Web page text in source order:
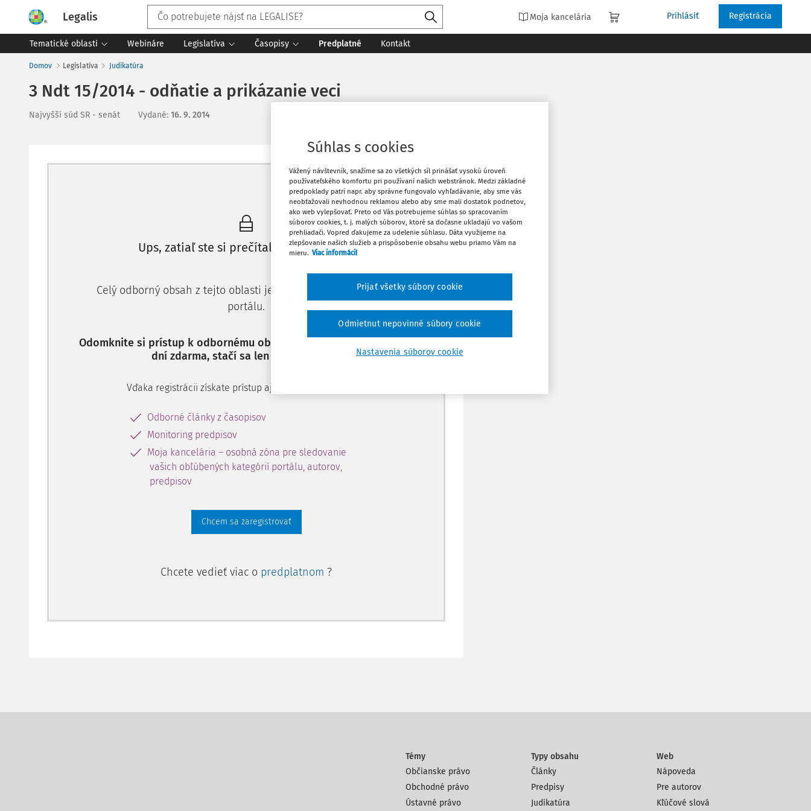
Legalis Moja kancelária Prihlásiť Registrácia
Tematické oblasti Webináre Legislatíva Časopisy Predplatné Kontakt
Domov Legislatíva Judikatúra
3 Ndt 15/2014 - odňatie a prikázanie veci
Najvyšší súd SR - senát Vydané: 16. 9. 2014
Máte predplatné? Prihláste sa
Ups, zatiaľ ste si prečítali len začiatok...
Celý odborný obsah z tejto oblasti je dostupný predplatiteľom
portálu.
Odomknite si prístup k odbornému obsahu a získajte prístup na 10
dní zdarma, stačí sa len zaregistrovať.
Vďaka registrácii získate prístup aj k vybranému obsahu:
Odborné články z časopisov
Monitoring predpisov
Moja kancelária – osobná zóna pre sledovanie
vašich obľúbených kategórií portálu, autorov,
predpisov
Chcem sa zaregistrovať
Chcete vedieť viac o predplatnom ?
Vytlačiť
Obľúbené
Stiahnuť
Témy
Občianske právo
Obchodné právo
Ústavné právo
Typy obsahu
Články
Predpisy
Judikatúra
Web
Nápoveda
Pre autorov
Kľúčové slová
Súhlas s cookies
Vážený návštevník, snažíme sa zo všetkých síl prinášať vysokú úroveň
používateľského komfortu pri používaní našich webstránok. Medzi základné
predpoklady patrí napr. aby správne fungovalo vyhľadávanie, aby sme vás
neobťažovali nevhodnou reklamou alebo aby sme mali dostatok podnetov,
ako web vylepšovať. Preto od Vás potrebujeme súhlas so spracovaním
súborov cookies, t. j. malých súborov, ktoré sa dočasne ukladajú vo vašom
prehliadači. Vopred ďakujeme za udelenie súhlasu. Dáta využijeme na
zlepšovanie našich služieb a prispôsobenie obsahu webu priamo Vám na
mieru. Viac informácií
Nastavenia súborov cookie
Odmietnut nepovinné súbory cookie
Prijať všetky súbory cookie